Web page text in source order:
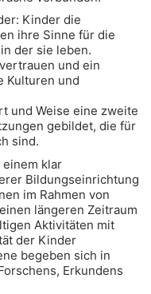
Kinder die
ihre Sinne für die
der sie leben.
und ein
Kulturen und
und Weise eine zweite
gebildet, die für
sind.
klar
Bildungseinrichtung
im Rahmen von
längeren Zeitraum
Aktivitäten mit
der Kinder
begeben sich in
Erkundens